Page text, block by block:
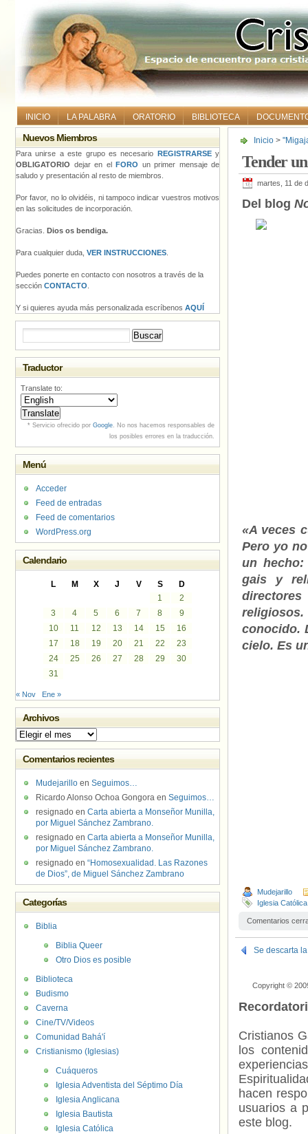
INICIO LA PALABRA ORATORIO BIBLIOTECA
Inicio >
Tender
martes, 11 de
Del blog
«A veces
Pero yo
un
gais y
conocido.
cielo. Es
Mudejarillo
Iglesia Católica
Comentarios
Se descarta
Copyright ©
Cristianos
los
hacen
usuarios a
este blog.
Nuevos Miembros
Para unirse a este grupo es necesario REGISTRARSEy
OBLIGATORIO dejar en el FORO un primer mensaje de
saludo y presentación al resto de miembros.
Por favor, no lo olvidéis, ni tampoco indicar vuestros motivos
en las solicitudes de incorporación.
Gracias. Dios os bendiga.
Para cualquier duda, VER INSTRUCCIONES
Puedes ponerte en contacto con nosotros a través de la
sección CONTACTO
Y si quieres ayuda más personalizada escríbenos AQUÍ
Traductor
Translate to:
* Servicio ofrecido por Google. No nos hacemos responsables de
los posibles errores en la traducción.
Menú
Acceder
Feed de entradas
Feed de comentarios
WordPress.org
Calendario
L M X J V S
D
1
2
3
4 5 6 7 8
9
10
11 12 13 14 15
16
17
18 19 20 21 22
23
24
25 26 27 28 29
30
31
« Nov Ene »
Archivos
Archivos
Comentarios recientes
Mudejarillo en Seguimos…
Ricardo Alonso Ochoa Gongora en Seguimos…
resignado en Carta abierta a Monseñor Munilla,
por Miguel Sánchez Zambrano.
resignado en Carta abierta a Monseñor Munilla,
por Miguel Sánchez Zambrano.
resignado en “Homosexualidad. Las Razones
de Dios”, de Miguel Sánchez Zambrano
Categorías
Biblia
Biblia Queer
Otro Dios es posible
Biblioteca
Budismo
Caverna
Cine/TV/Videos
Comunidad Bahá'í
Cristianismo (Iglesias)
Cuáqueros
Iglesia Adventista del Séptimo Día
Iglesia Anglicana
Iglesia Bautista
Iglesia Católica